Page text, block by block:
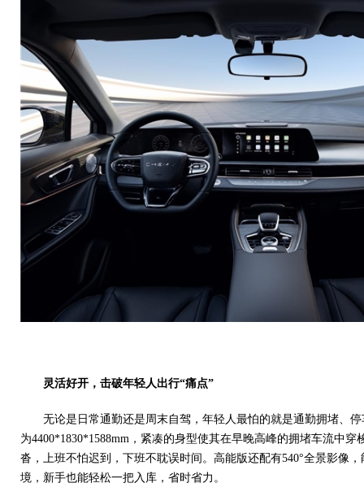
灵活好开，击破年轻人出行“痛点”
无论是日常通勤还是周末自驾，年轻人最怕的就是通勤拥堵、
为4400*1830*1588mm，紧凑的身型使其在早晚高峰的拥堵车流中
沓，上班不怕迟到，下班不耽误时间。高能版还配有540°全景影像
境，新手也能轻松一把入库，省时省力。